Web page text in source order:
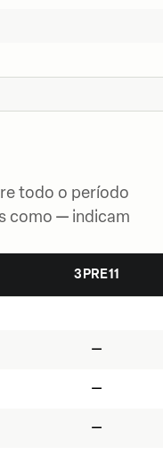
todo o período
como — indicam
3PRE11
—
—
—